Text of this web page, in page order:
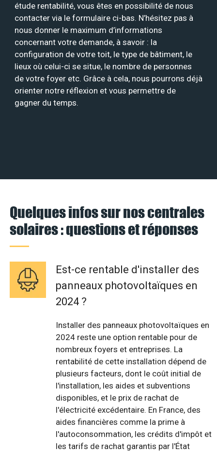
étude rentabilité, vous êtes en possibilité de nous
contacter via le formulaire ci-bas. N’hésitez pas à
nous donner le maximum d’informations
concernant votre demande, à savoir : la
configuration de votre toit, le type de bâtiment, le
lieux où celui-ci se situe, le nombre de personnes
de votre foyer etc. Grâce à cela, nous pourrons déjà
orienter notre réflexion et vous permettre de
gagner du temps.
Quelques infos sur nos centrales
solaires : questions et réponses
Est-ce rentable d'installer des
panneaux photovoltaïques en
2024 ?
Installer des panneaux photovoltaïques en
2024 reste une option rentable pour de
nombreux foyers et entreprises. La
rentabilité de cette installation dépend de
plusieurs facteurs, dont le coût initial de
l'installation, les aides et subventions
disponibles, et le prix de rachat de
l'électricité excédentaire. En France, des
aides financières comme la prime à
l'autoconsommation, les crédits d'impôt et
les tarifs de rachat garantis par l'État